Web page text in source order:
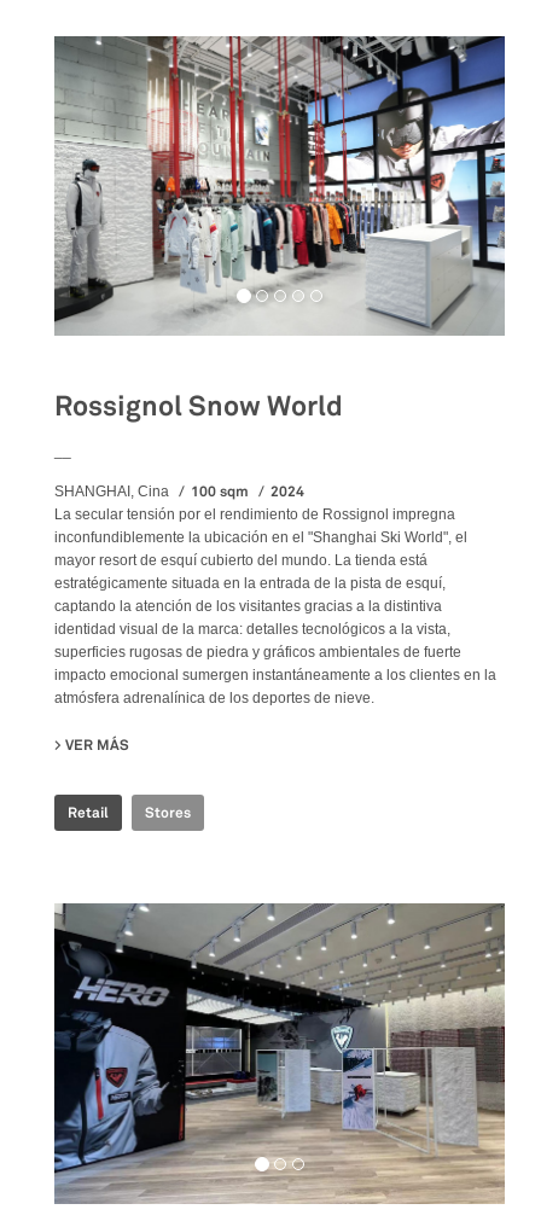
Rossignol Snow World
SHANGHAI, Cina 100 sqm 2024
La secular tensión por el rendimiento de Rossignol impregna
inconfundiblemente la ubicación en el "Shanghai Ski World", el
mayor resort de esquí cubierto del mundo. La tienda está
estratégicamente situada en la entrada de la pista de esquí,
captando la atención de los visitantes gracias a la distintiva
identidad visual de la marca: detalles tecnológicos a la vista,
superficies rugosas de piedra y gráficos ambientales de fuerte
impacto emocional sumergen instantáneamente a los clientes en la
atmósfera adrenalínica de los deportes de nieve.
VER MÁS
Retail Stores